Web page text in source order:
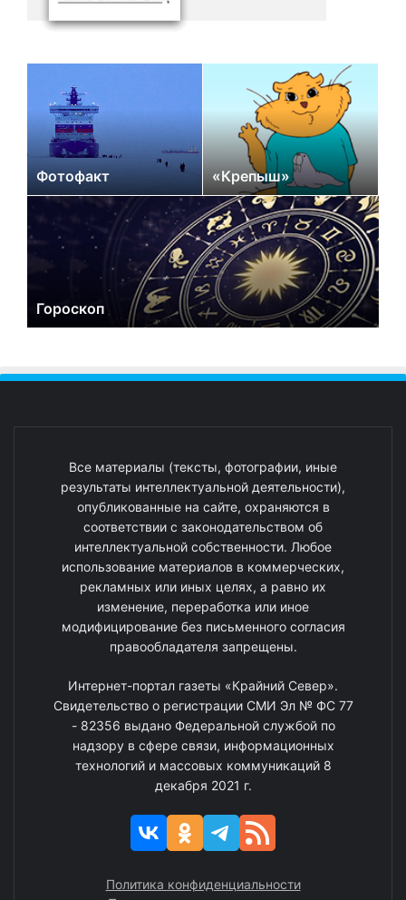
Фотофакт «Крепыш»
Гороскоп
Все материалы (тексты, фотографии, иные
результаты интеллектуальной деятельности),
опубликованные на сайте, охраняются в
соответствии с законодательством об
интеллектуальной собственности. Любое
использование материалов в коммерческих,
рекламных или иных целях, а равно их
изменение, переработка или иное
модифицирование без письменного согласия
правообладателя запрещены.
Интернет-портал газеты «Крайний Север».
Свидетельство о регистрации СМИ Эл № ФС 77
- 82356 выдано Федеральной службой по
надзору в сфере связи, информационных
технологий и массовых коммуникаций 8
декабря 2021 г.
Политика конфиденциальности